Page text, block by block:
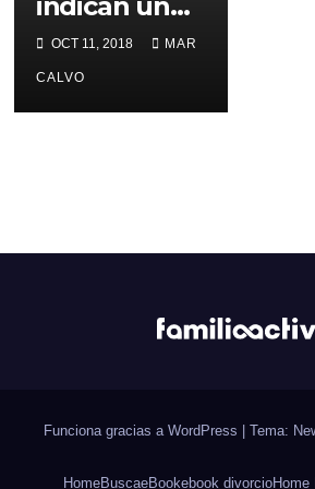
trabajo de
parto
prematuro
OCT 11, 2018 MAR
CALVO
Funciona gracias a WordPress | Tema:
HomeBuscaeBookebook divorcioHome